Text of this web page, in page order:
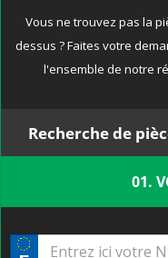
Vous ne trouvez pas la
dessus ? Faites votre
l'ensemble de notre
Recherche de
01.